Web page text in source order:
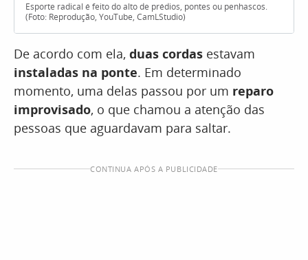
Esporte radical é feito do alto de prédios, pontes ou penhascos.
(Foto: Reprodução, YouTube, CamLStudio)
De acordo com ela, duas cordas estavam
instaladas na ponte. Em determinado
momento, uma delas passou por um reparo
improvisado, o que chamou a atenção das
pessoas que aguardavam para saltar.
CONTINUA APÓS A PUBLICIDADE